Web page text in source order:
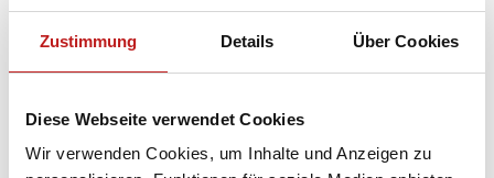
Zustimmung Details Über Cookies
Diese Webseite verwendet Cookies
Wir verwenden Cookies, um Inhalte und Anzeigen zu